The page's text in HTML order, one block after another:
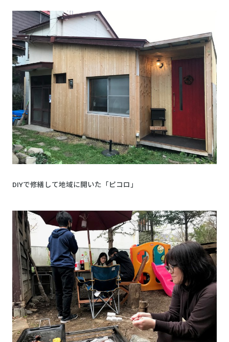
DIYで修繕して地域に開いた「ピコロ」